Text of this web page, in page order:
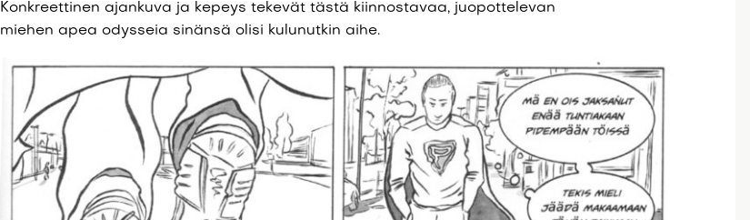
Konkreettinen ajankuva ja kepeys tekevät tästä kiinnostavaa, juopottelevan
miehen apea odysseia sinänsä olisi kulunutkin aihe.